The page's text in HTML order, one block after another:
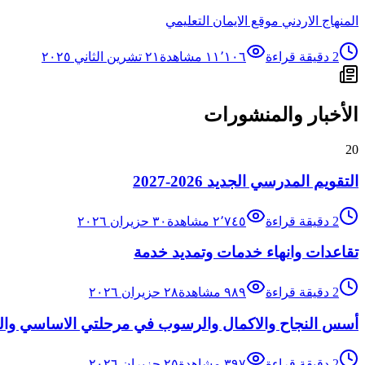
المنهاج الاردني موقع الايمان التعليمي
2 دقيقة قراءة ١١٬١٠٦ مشاهدة ٢١ تشرين الثاني ٢٠٢٥
الأخبار والمنشورات
20
التقويم المدرسي الجديد 2026-2027
2 دقيقة قراءة ٢٬٧٤٥ مشاهدة ٣٠ حزيران ٢٠٢٦
تقاعدات وانهاء خدمات وتمديد خدمة
2 دقيقة قراءة ٩٨٩ مشاهدة٢٨ حزيران ٢٠٢٦
أسس النجاح والاكمال والرسوب في مرحلتي الاساسي